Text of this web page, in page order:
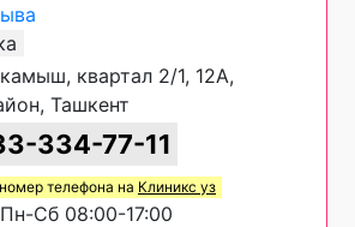
квартал 2/1, 12А,
Ташкент
334-77-11
телефона на Клиникс уз
Пн-Сб 08:00-17:00